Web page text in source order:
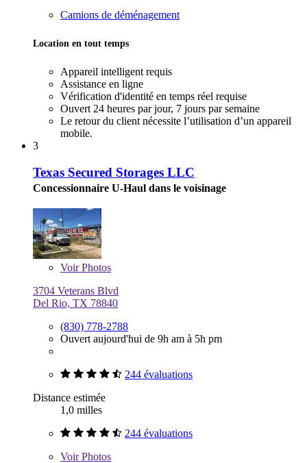
Camions de déménagement
Location en tout temps
Appareil intelligent requis
Assistance en ligne
Vérification d'identité en temps réel requise
Ouvert 24 heures par jour, 7 jours par semaine
Le retour du client nécessite l’utilisation d’un appareil
mobile.
3
Texas Secured Storages LLC
Concessionnaire U-Haul dans le voisinage
VoirPhotos
3704 Veterans Blvd
Del Rio, TX 78840
(830) 778-2788
Ouvert aujourd'hui de 9h am à 5h pm
244 évaluations
Distance estimée
1,0 milles
244 évaluations
VoirPhotos